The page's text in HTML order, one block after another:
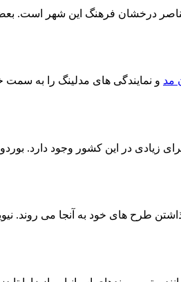
درخشان فرهنگ این شهر است.
مد و نمایندگی های مدلینگ را به
در این کشور وجود دارد. بوردو
طرح های خود به آنجا می روند.